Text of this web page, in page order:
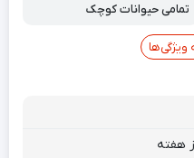
تمامی حیوانات کوچک